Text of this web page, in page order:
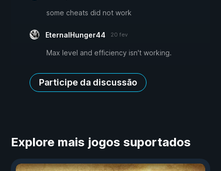
some cheats did not work
EternalHunger44 20 fev
Max level and efficiency isn't working.
Participe da discussão
Explore mais jogos suportados